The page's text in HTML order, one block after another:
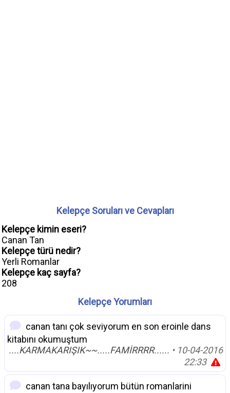
Kelepçe Soruları ve Cevapları
Kelepçe kimin eseri?
Canan Tan
Kelepçe türü nedir?
Yerli Romanlar
Kelepçe kaç sayfa?
208
Kelepçe Yorumları
canan tanı çok seviyorum en son eroinle dans
kitabını okumuştum
....KARMAKARIŞIK~~.....FAMİRRRR...... • 10-04-2016
22:33
canan tana bayılıyorum bütün romanlarini